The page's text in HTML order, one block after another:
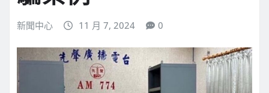
新聞中心 11 月 7, 2024 0